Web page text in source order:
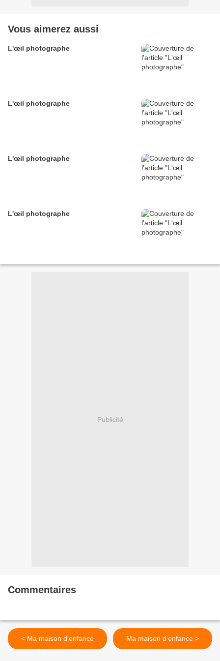
Vous aimerez aussi
L'œil photographe
L'œil photographe
L'œil photographe
L'œil photographe
Publicité
Commentaires
< Ma maison d'enfance Ma maison d'enfance >